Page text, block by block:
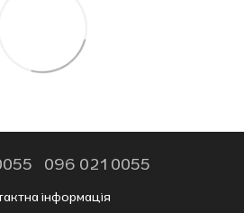
096 021 0055
інформація